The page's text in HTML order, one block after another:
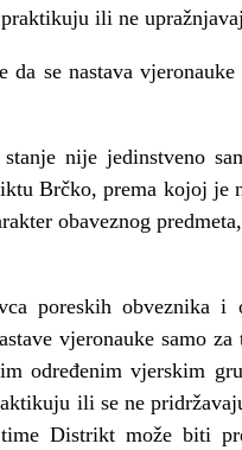
ili ne
se nastava
nije jedinstveno
Brčko, prema kojoj je
obaveznog
poreskih obveznika
vjeronauke samo
određenim vjerskim
ili se ne
Distrikt može biti